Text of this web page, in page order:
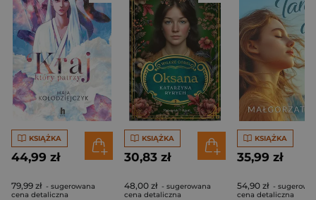
KSIĄŻKA
44,99 zł
79,99 zł - sugerowana
cena detaliczna
KSIĄŻKA
30,83 zł
48,00 zł - sugerowana
cena detaliczna
KSIĄŻKA
35,99 zł
54,90 zł -
cena detaliczna